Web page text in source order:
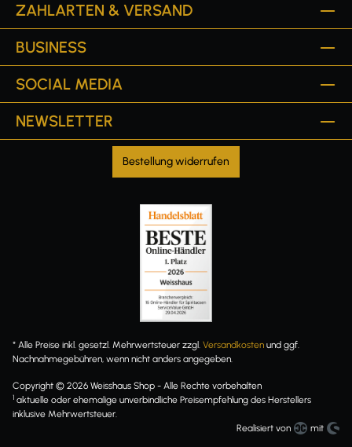
ZAHLARTEN & VERSAND
BUSINESS
SOCIAL MEDIA
NEWSLETTER
Bestellung widerrufen
* Alle Preise inkl. gesetzl. Mehrwertsteuer zzgl. Versandkosten und ggf.
Nachnahmegebühren, wenn nicht anders angegeben.
Copyright © 2026 Weisshaus Shop - Alle Rechte vorbehalten
1 aktuelle oder ehemalige unverbindliche Preisempfehlung des Herstellers
inklusive Mehrwertsteuer.
Realisiert von
mit